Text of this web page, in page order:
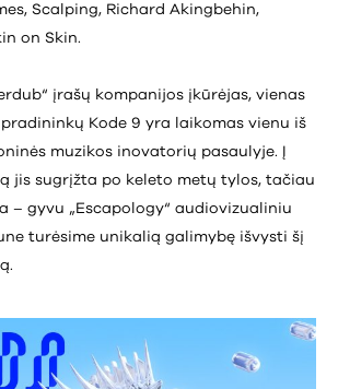
Scalping, Richard Akingbehin,
on Skin.
įrašų kompanijos įkūrėjas, vienas
Kode 9 yra laikomas vienu iš
muzikos inovatorių pasaulyje. Į
jis sugrįžta po keleto metų tylos, tačiau
– gyvu „Escapology“ audiovizualiniu
turėsime unikalią galimybę išvysti šį